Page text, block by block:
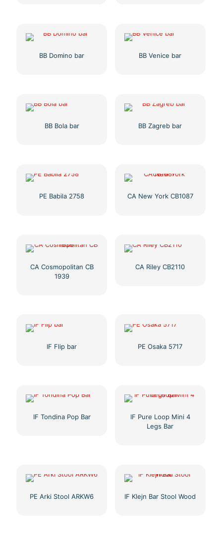
BB Domino bar BB Venice bar
BB Bola bar BB Zagreb bar
PE Babila 2758 CA New York CB1087
CA Cosmopolitan CB
1939
CA Riley CB2110
IF Flip bar PE Osaka 5717
IF Tondina Pop Bar
IF Pure Loop Mini 4
Legs Bar
PE Arki Stool ARKW6 IF Klejn Bar Stool Wood